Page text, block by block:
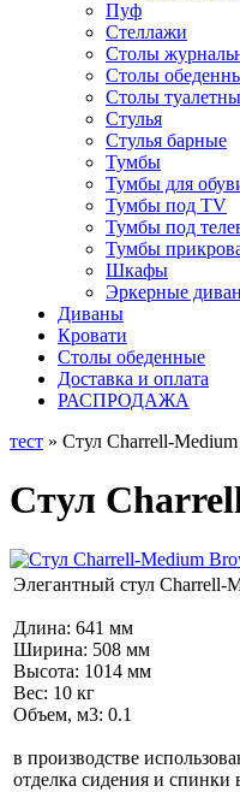
Пуф
Стеллажи
Столы
Столы
Столы
Стулья
Стулья барные
Тумбы
Тумбы для
Тумбы под TV
Тумбы под
Тумбы
Шкафы
Эркерные
Диваны
Кровати
Столы обеденные
Доставка и оплата
РАСПРОДАЖА
тест » Стул Charrell-
Стул
Элегантный стул Charrell-
Длина: 641 мм
Ширина: 508 мм
Высота: 1014 мм
Вес: 10 кг
Объем, м3: 0.1
в производстве
отделка сидения и спинки